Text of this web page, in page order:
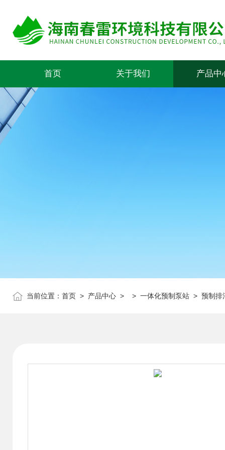
首页 关于我们 产品中
当前位置： 首页 > 产品中心 > > 一体化预制泵站 > 预制排